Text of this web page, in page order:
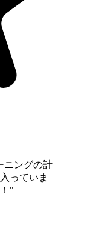
ニングの計
っていま
"